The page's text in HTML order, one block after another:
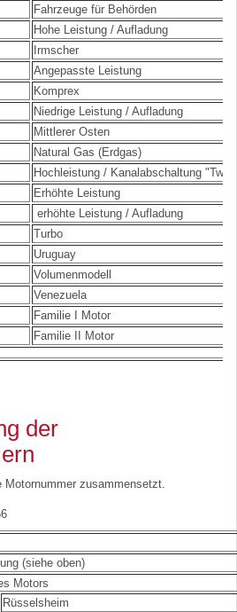
Fahrzeuge für Behörden
Hohe Leistung / Aufladung
Irmscher
Angepasste Leistung
Komprex
Niedrige Leistung / Aufladung
Mittlerer Osten
Natural Gas (Erdgas)
Hochleistung / Kanalabschaltung
Erhöhte Leistung
erhöhte Leistung / Aufladung
Turbo
Uruguay
Volumenmodell
Venezuela
Familie I Motor
Familie II Motor
der
Motornummer zusammensetzt.
(siehe oben)
Motors
Rüsselsheim